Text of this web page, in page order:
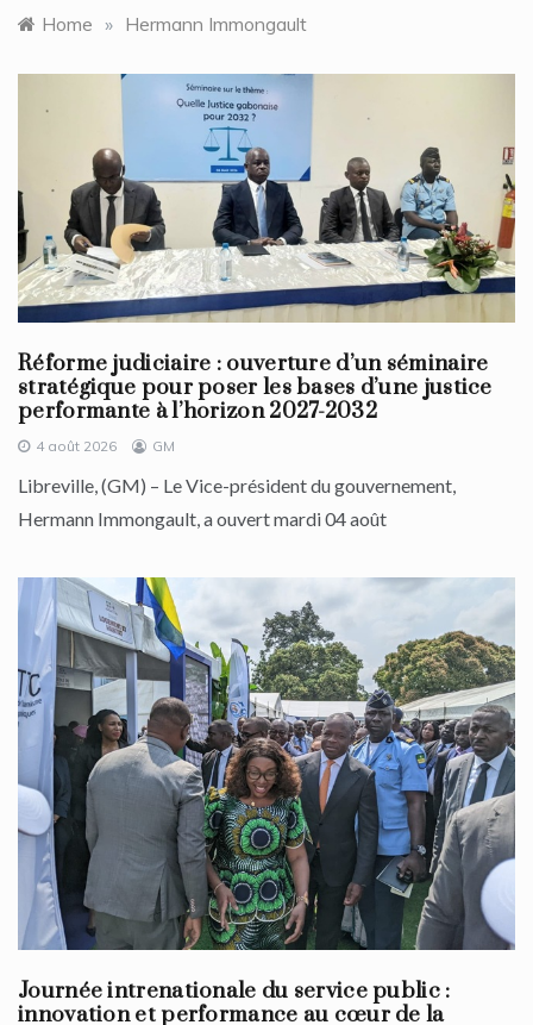
Home » Hermann Immongault
Réforme judiciaire : ouverture d’un séminaire
stratégique pour poser les bases d’une justice
performante à l’horizon 2027-2032
4 août 2026 GM
Libreville, (GM) – Le Vice-président du gouvernement,
Hermann Immongault, a ouvert mardi 04 août
Journée intrenationale du service public :
innovation et performance au cœur de la